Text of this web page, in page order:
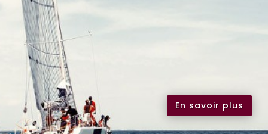
En savoir plus